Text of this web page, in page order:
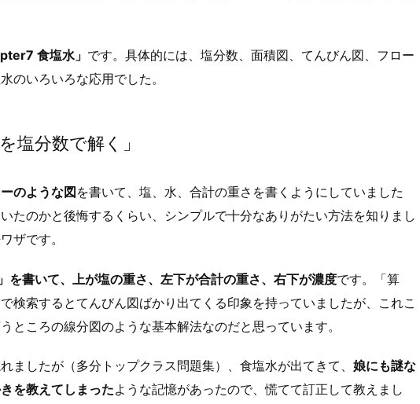
食塩水」 です。具体的には、塩分数、面積図、てんびん図、フロー
のいろいろな応用でした。
塩分数で解く」
のような図を書いて、塩、水、合計の重さを書くようにしていました
たのかと後悔するくらい、シンプルで十分なありがたい方法を知りまし
ザです。
を書いて、上が塩の重さ、左下が合計の重さ、右下が濃度です。「算
検索するとてんびん図ばかり出てくる印象を持っていましたが、これこ
ところの線分図のような基本解法なのだと思っています。
ましたが（多分トップクラス問題集）、食塩水が出てきて、 娘にも謎な
を教えてしまったような記憶があったので、慌てて訂正して教えまし